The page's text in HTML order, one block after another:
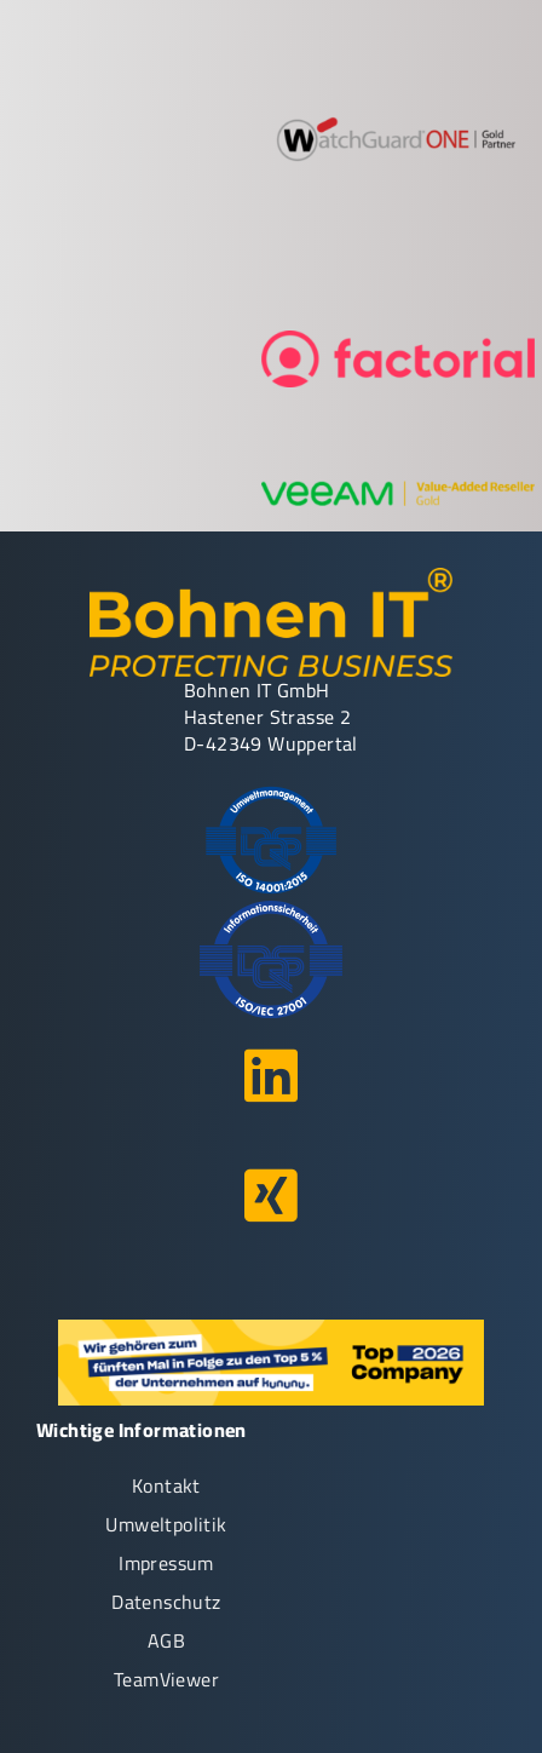
Bohnen IT GmbH
Hastener Strasse 2
D-42349 Wuppertal
Wichtige Informationen
Kontakt
Umweltpolitik
Impressum
Datenschutz
AGB
TeamViewer